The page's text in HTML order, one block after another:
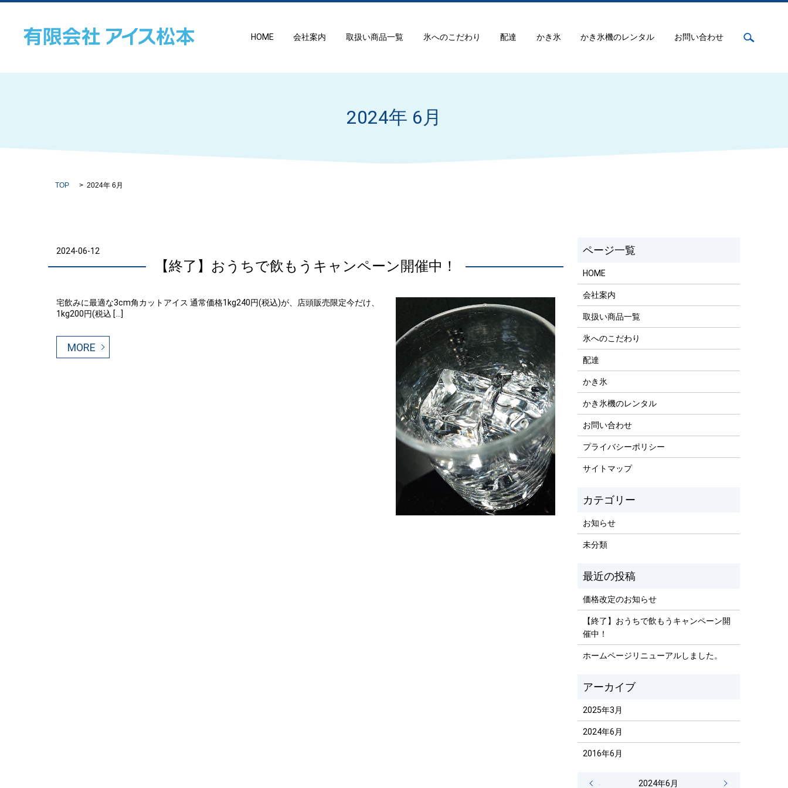
HOME 会社案内 取扱い商品一覧 氷へのこだわり 配達 かき氷 かき氷機のレンタル お問い合わせ search
2024年 6月
TOP 2024年 6月
2024-06-12
【終了】おうちで飲もうキャンペーン開催中！
宅飲みに最適な3cm角カットアイス 通常価格1kg240円(税込)が、店頭販売限定今だけ、
1kg200円(税込 […]
MORE
HOME
会社案内
取扱い商品一覧
氷へのこだわり
配達
かき氷
かき氷機のレンタル
お問い合わせ
プライバシーポリシー
サイトマップ
お知らせ
未分類
価格改定のお知らせ
【終了】おうちで飲もうキャンペーン開
催中！
ホームページリニューアルしました。
2025年3月
2024年6月
2016年6月
2024年6月